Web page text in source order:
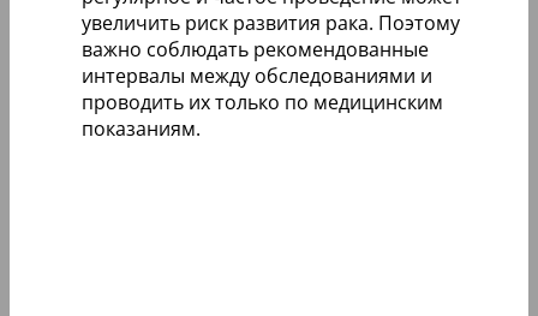
увеличить риск развития рака. Поэтому
важно соблюдать рекомендованные
интервалы между обследованиями и
проводить их только по медицинским
показаниям.